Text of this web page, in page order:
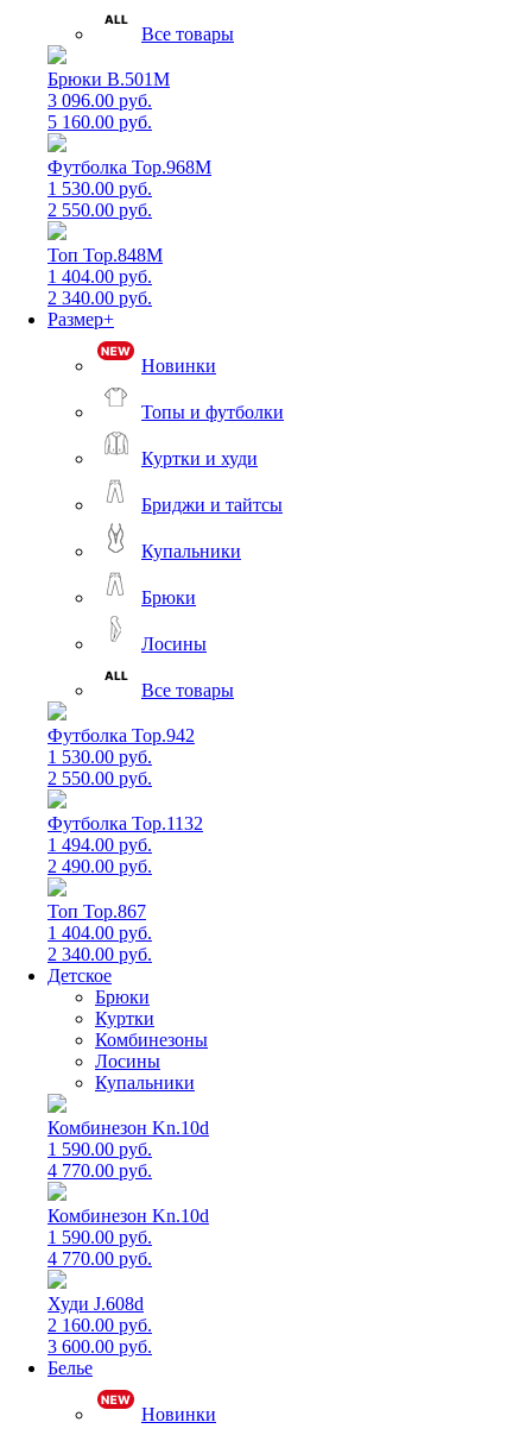
Все товары
Брюки B.501M
3 096.00 руб.
5 160.00 руб.
Футболка Top.968M
1 530.00 руб.
2 550.00 руб.
Топ Top.848M
1 404.00 руб.
2 340.00 руб.
Размер+
Новинки
Топы и футболки
Куртки и худи
Бриджи и тайтсы
Купальники
Брюки
Лосины
Все товары
Футболка Top.942
1 530.00 руб.
2 550.00 руб.
Футболка Top.1132
1 494.00 руб.
2 490.00 руб.
Топ Top.867
1 404.00 руб.
2 340.00 руб.
Детское
Брюки
Куртки
Комбинезоны
Лосины
Купальники
Комбинезон Kn.10d
1 590.00 руб.
4 770.00 руб.
Комбинезон Kn.10d
1 590.00 руб.
4 770.00 руб.
Худи J.608d
2 160.00 руб.
3 600.00 руб.
Белье
Новинки